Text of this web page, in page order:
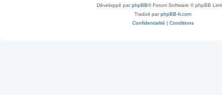
Développé parphpBB® Forum Software © phpBB
Traduit parphpBB-fr.com
Confidentialité | Conditions